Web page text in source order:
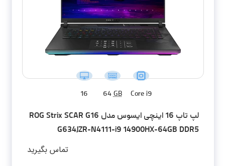
Core i9
64 GB
16
لپ تاپ 16 اینچی ایسوس مدل ROG Strix SCAR G16
G634JZR-N4111-i9 14900HX-64GB DDR5
تماس بگیرید